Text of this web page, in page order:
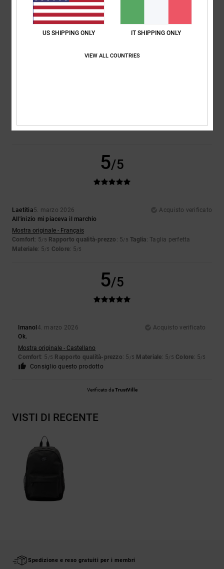
Comfort
5/5
Laetitia5. marzo 2026
Acquisto verificato
All'inizio mi piaceva il marchio
Mostra originale - Français
Comfort: 5/5 Rapporto qualità-prezzo : 5/5 Taglia: Taglia perfetta
Materiale: 5/5 Colore: 5/5
5/5
Imanol 4. marzo 2026
Acquisto verificato
Ok.
Mostra originale - Castellano
Comfort: 5 /5 Rapporto qualità-prezzo: 5 /5 Materiale: 5/5 Colore: 5/5
Consiglio questo prodotto
Verificato daTrustVille
VISTI DI RECENTE
Spedizione e reso gratuiti per i membri
US SHIPPING ONLY IT SHIPPING ONLY
VIEW ALL COUNTRIES